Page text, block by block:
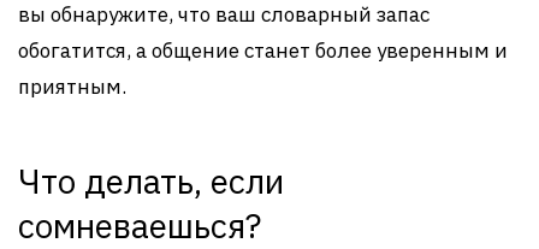
вы обнаружите, что ваш словарный запас
обогатится, а общение станет более уверенным и
приятным.
Что делать, если
сомневаешься?